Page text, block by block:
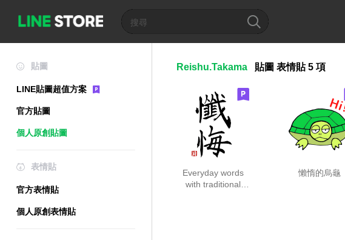
貼圖
LINE貼圖超值方案
官方貼圖
個人原創貼圖
表情貼
官方表情貼
個人原創表情貼
Reishu.Takama 貼圖 表情貼 5 項
Everyday words
with traditional
懶惰的烏龜